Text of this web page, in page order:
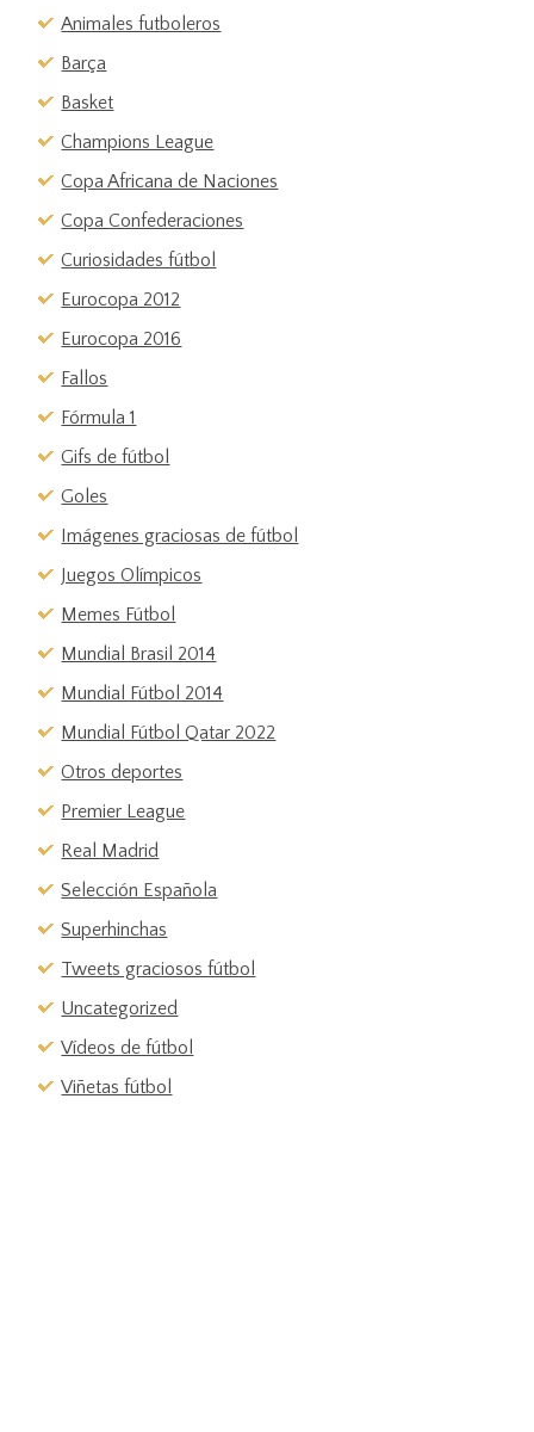
Animales futboleros
Barça
Basket
Champions League
Copa Africana de Naciones
Copa Confederaciones
Curiosidades fútbol
Eurocopa 2012
Eurocopa 2016
Fallos
Fórmula 1
Gifs de fútbol
Goles
Imágenes graciosas de fútbol
Juegos Olímpicos
Memes Fútbol
Mundial Brasil 2014
Mundial Fútbol 2014
Mundial Fútbol Qatar 2022
Otros deportes
Premier League
Real Madrid
Selección Española
Superhinchas
Tweets graciosos fútbol
Uncategorized
Vídeos de fútbol
Viñetas fútbol